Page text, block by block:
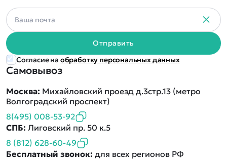
Самовывоз
Москва: Михайловский проезд д.3стр.13 (метро
Волгоградский проспект)
8(495) 008-53-92
СПБ: Лиговский пр. 50 к.5
8 (812) 628-60-49
Бесплатный звонок: для всех регионов РФ
Отправить
Согласие на обработку персональных данных